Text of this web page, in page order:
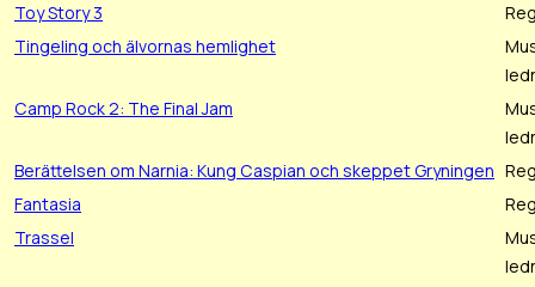
Toy Story 3
Tingeling och älvornas hemlighet
Camp Rock 2: The Final Jam
Berättelsen om Narnia: Kung Caspian och skeppet Gryningen
Fantasia
Trassel